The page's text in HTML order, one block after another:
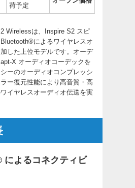
荷予定
Wirelessは、Inspire S2 スピ
によるワイヤレスオ
した上位モデルです。オーデ
X オーディオコーデックを
ーのオーディオコンプレッシ
ー復元性能により高音質・高
イヤレスオーディオ伝送を実
よるコネクティビ